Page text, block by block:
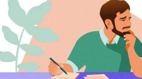
O que é postar um emprego
gratuitamente?
O que é uma Vaga
Como publicar uma
Indeed